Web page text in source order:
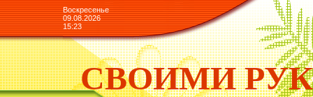
Воскресенье
09.08.2026
15:23
СВОИМИ